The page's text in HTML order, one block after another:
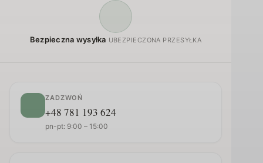
Bezpieczna wysyłka UBEZPIECZONA PRZESYŁKA
ZADZWOŃ
+48 781 193 624
pn-pt: 9:00 – 15:00